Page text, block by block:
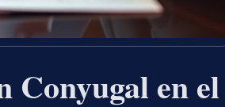
Conyugal en el